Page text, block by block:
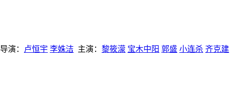
导演： 卢恒宇 李姝洁 主演： 黎筱濛 宝木中阳 郭盛 小连杀 齐克建